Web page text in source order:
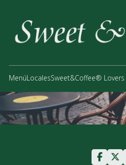
MenúLocalesSweet&Coffee® Lovers